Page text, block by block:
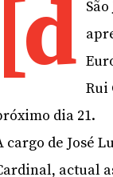
[d Rui
dia 21.
cargo de José
actual